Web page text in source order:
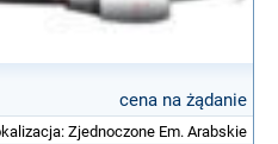
cena na żądanie
Zjednoczone Em. Arabskie